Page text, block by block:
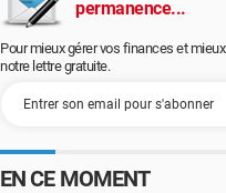
permanence...
Pour mieux gérer vos finances et
notre lettre gratuite.
EN CE MOMENT